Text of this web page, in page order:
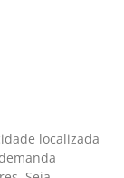
localizada